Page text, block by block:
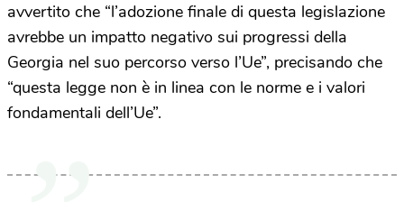
avvertito che “l’adozione finale di questa legislazione
avrebbe un impatto negativo sui progressi della
Georgia nel suo percorso verso l’Ue”, precisando che
“questa legge non è in linea con le norme e i valori
fondamentali dell’Ue”.